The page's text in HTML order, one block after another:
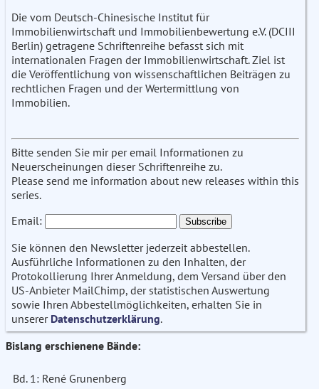
Die vom Deutsch-Chinesische Institut für
Immobilienwirtschaft und Immobilienbewertung e.V. (DCIII
Berlin) getragene Schriftenreihe befasst sich mit
internationalen Fragen der Immobilienwirtschaft. Ziel ist
die Veröffentlichung von wissenschaftlichen Beiträgen zu
rechtlichen Fragen und der Wertermittlung von
Immobilien.
Bitte senden Sie mir per email Informationen zu
Neuerscheinungen dieser Schriftenreihe zu.
Please send me information about new releases within this
series.
Email:
Sie können den Newsletter jederzeit abbestellen.
Ausführliche Informationen zu den Inhalten, der
Protokollierung Ihrer Anmeldung, dem Versand über den
US-Anbieter MailChimp, der statistischen Auswertung
sowie Ihren Abbestellmöglichkeiten, erhalten Sie in
unserer Datenschutzerklärung.
Bislang erschienene Bände:
Bd. 1: René Grunenberg